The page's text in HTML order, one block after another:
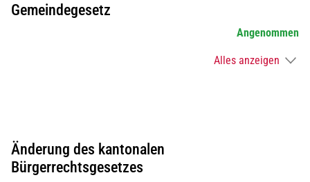
Gemeindegesetz
Angenommen
Alles anzeigen
Änderung des kantonalen
Bürgerrechtsgesetzes